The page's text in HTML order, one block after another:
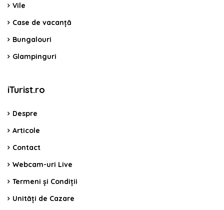
Vile
Case de vacanță
Bungalouri
Glampinguri
iTurist.ro
Despre
Articole
Contact
Webcam-uri Live
Termeni și Condiții
Unități de Cazare